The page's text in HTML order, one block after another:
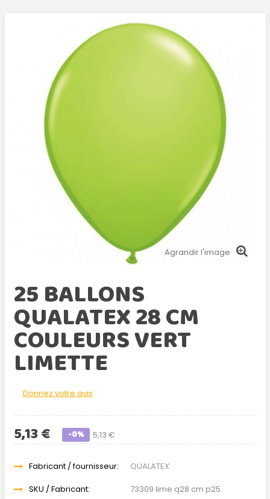
Agrandir l'image
25 BALLONS
QUALATEX 28 CM
COULEURS VERT
LIMETTE
Donnez votre avis
5,13 €
5,13 € -0%
Fabricant / fournisseur:
QUALATEX
SKU / Fabricant:
73309 lime q28 cm p25